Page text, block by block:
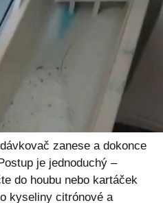
zanese a dokonce
je jednoduchý –
do houbu nebo kartáček
kyseliny citrónové a